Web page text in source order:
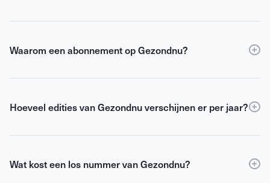
Waarom een abonnement op Gezondnu?
Eenabonnementop Gezondnu is de slimste keuze
opzichte van losse verkoop én toegang tot de digitale
geïnformeerd en geïnspireerd om het beste uit jezelf
Hoeveel edities van Gezondnu verschijnen er per jaar?
Gezondnu verschijnt 6 keer per jaar.
Wat kost een los nummer van Gezondnu?